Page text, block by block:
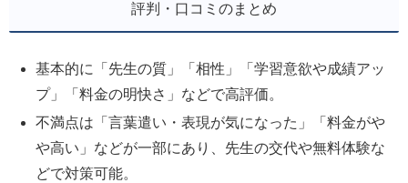
評判・口コミのまとめ
基本的に「先生の質」「相性」「学習意欲や成績アッ
プ」「料金の明快さ」などで高評価。
不満点は「言葉遣い・表現が気になった」「料金がや
や高い」などが一部にあり、先生の交代や無料体験な
どで対策可能。